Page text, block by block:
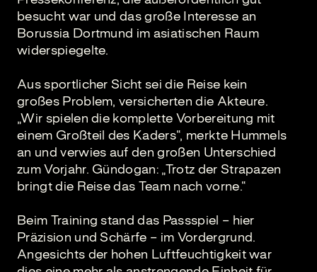
besucht war und das große Interesse an
Borussia Dortmund im asiatischen Raum
widerspiegelte.
Aus sportlicher Sicht sei die Reise kein
großes Problem, versicherten die Akteure.
„Wir spielen die komplette Vorbereitung mit
einem Großteil des Kaders“, merkte Hummels
an und verwies auf den großen Unterschied
zum Vorjahr. Gündogan: „Trotz der Strapazen
bringt die Reise das Team nach vorne.“
Beim Training stand das Passspiel – hier
Präzision und Schärfe – im Vordergrund.
Angesichts der hohen Luftfeuchtigkeit war